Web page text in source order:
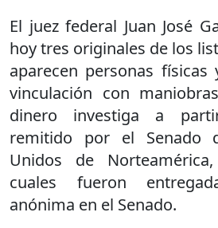
El juez federal Juan José
hoy tres originales de los
aparecen personas físicas
vinculación con
dinero investiga a
remitido por el Senado
Unidos de
cuales fueron
anónima en el Senado.